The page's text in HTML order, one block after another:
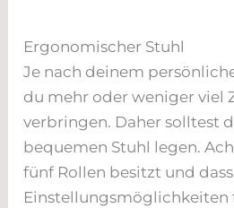
Ergonomischer Stuhl
Je nach deinem
du mehr oder weniger viel
verbringen. Daher solltest
bequemen Stuhl legen.
fünf Rollen besitzt und
Einstellungsmöglichkeiten